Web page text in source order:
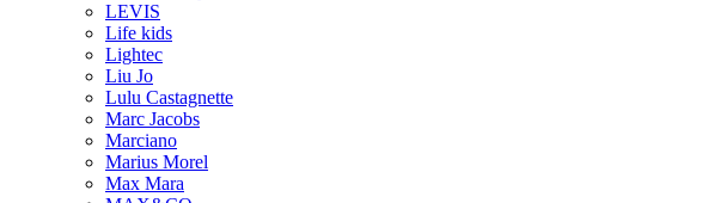
LEVIS
Life kids
Lightec
Liu Jo
Lulu Castagnette
Marc Jacobs
Marciano
Marius Morel
Max Mara